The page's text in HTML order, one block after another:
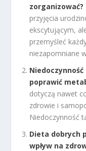
przyjęcia
ekscytującym,
przemyśleć
niezapomniane
poprawić
dotyczą nawet
zdrowie i
Niedoczynność
Dieta dobrych
wpływ na